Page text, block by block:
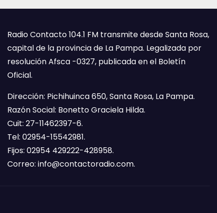
Radio Contacto 104.1 FM transmite desde Santa Rosa,
capital de la provincia de La Pampa. Legalizada por
resolución Afsca -0327, publicada en el Boletín
Oficial.
Dirección: Pichihuinca 650, Santa Rosa, La Pampa.
Razón Social: Bonetto Graciela Hilda.
Cuit: 27-11462397-6.
Tel: 02954-15542981.
Fijos: 02954 429222-428958.
Correo: info@contactoradio.com.